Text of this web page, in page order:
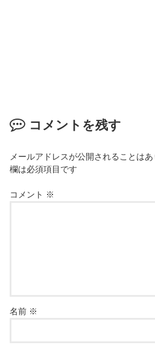
コメントを残す
メールアドレスが公開されることはあ
欄は必須項目です
コメント ※
名前 ※